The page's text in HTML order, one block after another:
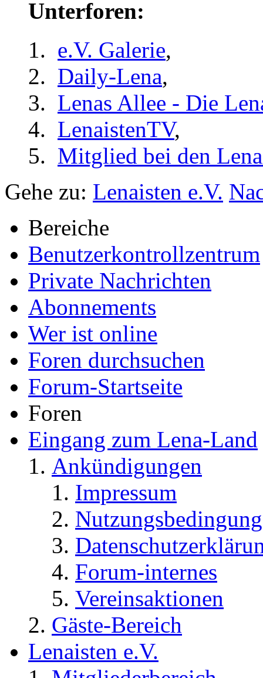
Unterforen:
e.V. Galerie,
Daily-Lena,
Lenas Allee - Die
LenaistenTV,
Mitglied bei den
Gehe zu: Lenaisten e.V.
Bereiche
Benutzerkontrollzentrum
Private Nachrichten
Abonnements
Wer ist online
Foren durchsuchen
Forum-Startseite
Foren
Eingang zum Lena-Land
Ankündigungen
Impressum
Forum-internes
Vereinsaktionen
Gäste-Bereich
Lenaisten e.V.